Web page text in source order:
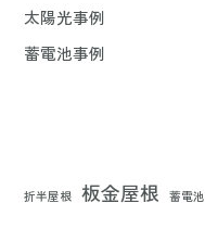
太陽光事例
蓄電池事例
折半屋根 板金屋根 蓄電池